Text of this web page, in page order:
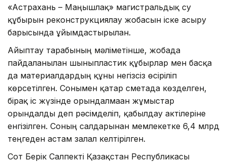
«Астрахань – Маңғышлақ» магистральдық су
құбырын реконструкциялау жобасын іске асыру
барысында ұйымдастырылған.
Айыптау тарабының мәліметінше, жобада
пайдаланылған шыныпластик құбырлар мен басқа
да материалдардың құны негізсіз өсіріліп
көрсетілген. Сонымен қатар сметада көзделген,
бірақ іс жүзінде орындалмаған жұмыстар
орындалды деп рәсімделіп, қабылдау актілеріне
енгізілген. Соның салдарынан мемлекетке 6,4 млрд
теңгеден астам залал келтірілген.
Сот Берік Салпекті Қазақстан Республикасы